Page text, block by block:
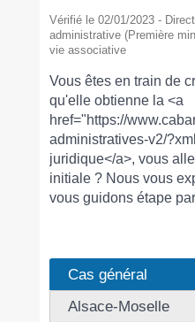
Vérifié le 02/01/2023 -
administrative (Première
vie associative
Vous êtes en train de
qu'elle obtienne la <a
href="https://
administratives-v2/
juridique</a>, vous
initiale ? Nous vous
vous guidons étape
Cas général
Alsace-Moselle